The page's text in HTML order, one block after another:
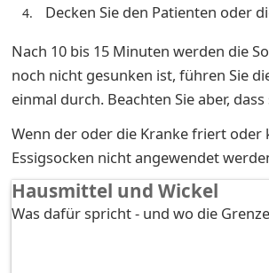
Decken Sie den Patienten oder
Nach 10 bis 15 Minuten werden die
noch nicht gesunken ist, führen Sie
einmal durch. Beachten Sie aber, dass
Wenn der oder die Kranke friert oder
Essigsocken nicht angewendet
Hausmittel und Wickel
Was dafür spricht - und wo die